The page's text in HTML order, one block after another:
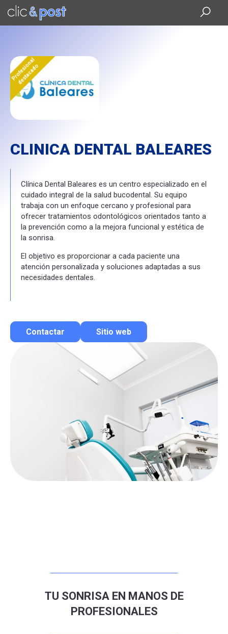
Saltar
contenido
Profesional
destacado
CLINICA DENTAL BALEARES
Clínica Dental Baleares es un centro especializado en el
cuidado integral de la salud bucodental. Su equipo
trabaja con un enfoque cercano y profesional para
ofrecer tratamientos odontológicos orientados tanto a
la prevención como a la mejora funcional y estética de
la sonrisa.
El objetivo es proporcionar a cada paciente una
atención personalizada y soluciones adaptadas a sus
necesidades dentales.
Contactar
Contactar por correo
Llamar por teléfono
Sitio web
TU SONRISA EN MANOS DE
PROFESIONALES